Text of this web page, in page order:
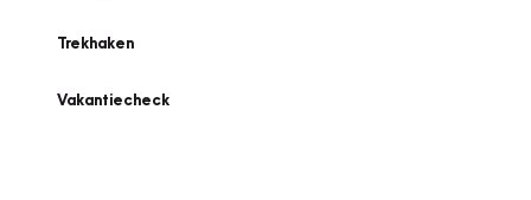
Trekhaken
Vakantiecheck